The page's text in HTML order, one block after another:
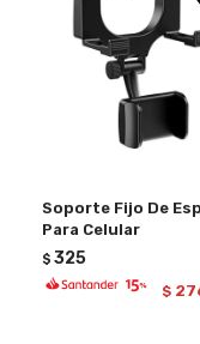
Soporte Fijo De
Para Celular
$ 325
$